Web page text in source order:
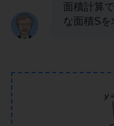
面積計算
な面積Sを